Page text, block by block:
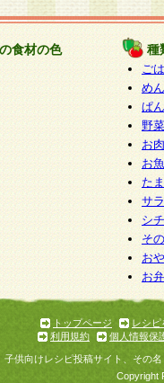
を選定して委託を行
。
および問い合わせ窓口
社が本件により取得
・内容の訂正・追加
提供の禁止（以下、
。
になります。
客様相談窓口 paku-
意ですが、個人情報
、当社のサービスの
対応ができない場合
食材の色 種
ご
めん
ぱん
野
お
お
た
サ
シ
そ
お
お
トップページ
レシピ
利用規約
個人情報保
子供向けレシピ投稿サイト、その
Copyright